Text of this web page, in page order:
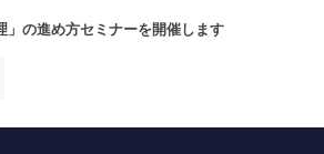
」の進め方セミナーを開催します